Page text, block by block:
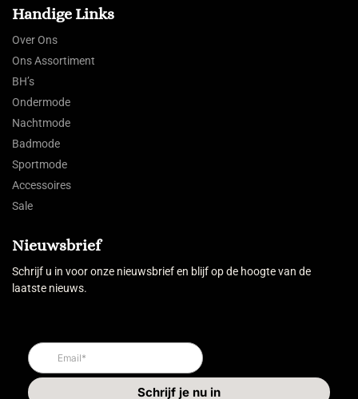
Handige Links
Over Ons
Ons Assortiment
BH’s
Ondermode
Nachtmode
Badmode
Sportmode
Accessoires
Sale
Nieuwsbrief
Schrijf u in voor onze nieuwsbrief en blijf op de hoogte van de
laatste nieuws.